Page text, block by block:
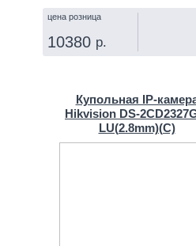
цена розница
10380 р.
Купольная
Hikvision DS-
LU(2.8mm)(C)